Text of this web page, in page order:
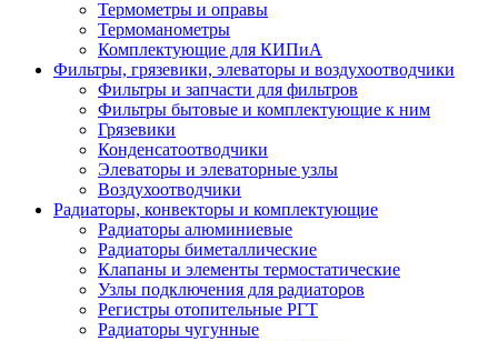
Термометры и оправы
Термоманометры
Комплектующие для КИПиА
Фильтры, грязевики, элеваторы и воздухоотводчики
Фильтры и запчасти для фильтров
Фильтры бытовые и комплектующие к ним
Грязевики
Конденсатоотводчики
Элеваторы и элеваторные узлы
Воздухоотводчики
Радиаторы, конвекторы и комплектующие
Радиаторы алюминиевые
Радиаторы биметаллические
Клапаны и элементы термостатические
Узлы подключения для радиаторов
Регистры отопительные РГТ
Радиаторы чугунные